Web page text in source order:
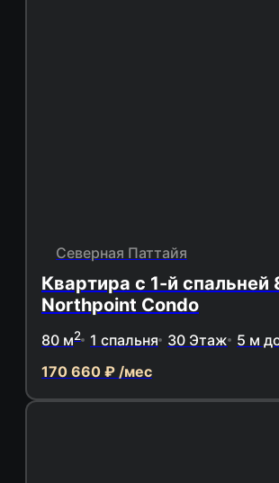
Северная Паттайя
Квартира с 1-й спальней
Northpoint Condo
80 м2 1 спальня 30 Этаж 5 м
170 660 ₽ /мес